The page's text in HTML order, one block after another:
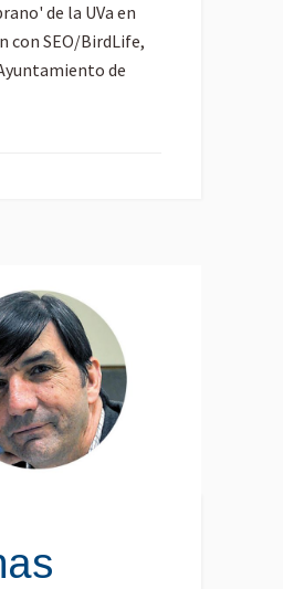
de la UVa en
con SEO/BirdLife,
de